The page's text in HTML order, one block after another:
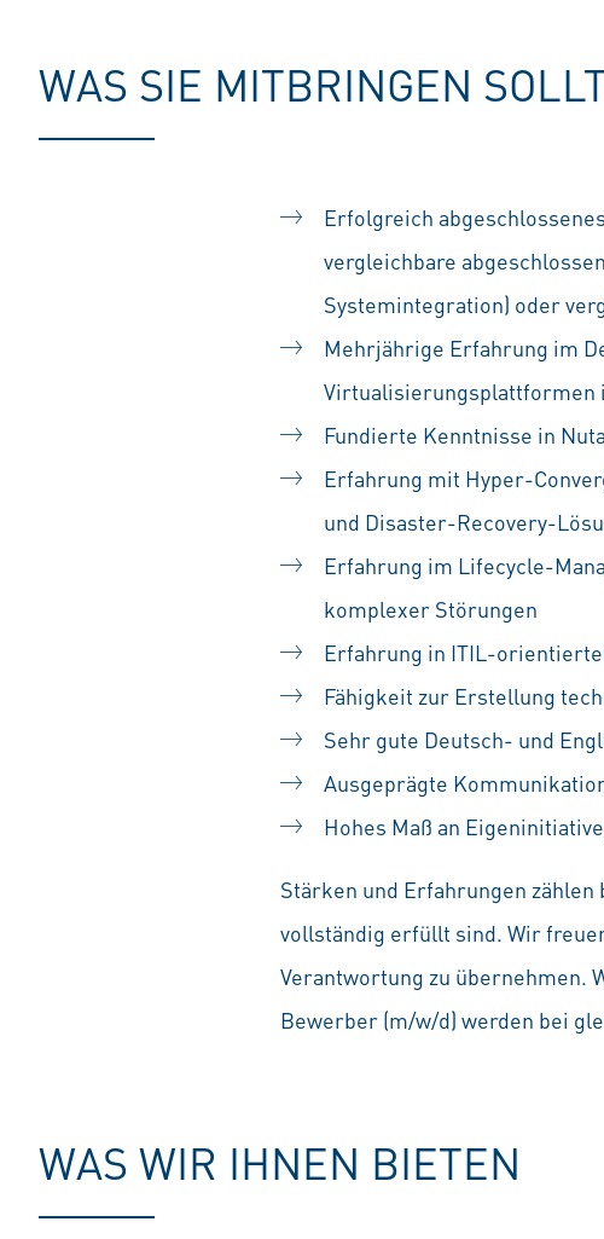
WAS SIE MITBRINGEN
Erfolgreich
vergleichbare
Systemintegration) oder
Mehrjährige Erfahrung im
Virtualisierungsplattformen
Fundierte Kenntnisse in
Erfahrung mit Hyper-
und Disaster-Recovery-
Erfahrung im Lifecycle-
komplexer Störungen
Erfahrung in ITIL-
Fähigkeit zur Erstellung
Sehr gute Deutsch- und
Ausgeprägte
Hohes Maß an
Stärken und Erfahrungen
vollständig erfüllt sind. Wir
Verantwortung zu übernehmen.
Bewerber (m/w/d) werden bei
WAS WIR IHNEN BIETEN